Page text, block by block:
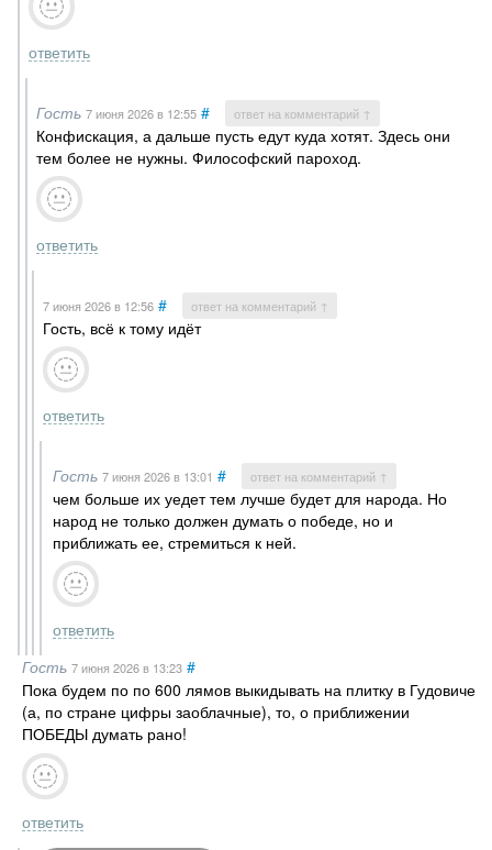
ответить
Гость 7 июня 2026в 12:55 # ответ на комментарий ↑
Конфискация, а дальше пусть едут куда хотят. Здесь они
тем более не нужны. Философский пароход.
ответить
7 июня 2026в 12:56 # ответ на комментарий ↑
Гость, всё к тому идёт
ответить
Гость 7 июня 2026в 13:01 # ответ на комментарий ↑
чем больше их уедет тем лучше будет для народа. Но
народ не только должен думать о победе, но и
приближать ее, стремиться к ней.
ответить
Гость 7 июня 2026в 13:23 #
Пока будем по по 600 лямов выкидывать на плитку в Гудовиче
(а, по стране цифры заоблачные), то, о приближении
ПОБЕДЫ думать рано!
ответить